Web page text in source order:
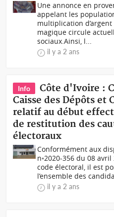
Une annonce en
appelant les
multiplication
magique circule
sociaux.Ainsi, l...
il y a 2 ans
Info
Côte d'Ivoire :
Caisse des Dépôts et
relatif au début
de restitution des
électoraux
Conformément aux
n◦2020-356 du 08
code électoral, il est
l’ensemble des
il y a 2 ans